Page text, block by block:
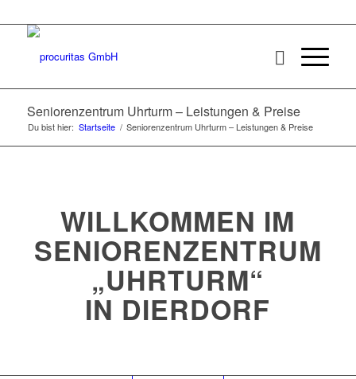
Seniorenzentrum Uhrturm – Leistungen & Preise
Du bist hier: Startseite / Seniorenzentrum Uhrturm – Leistungen & Preise
WILLKOMMEN IM
SENIORENZENTRUM
„UHRTURM“
IN DIERDORF